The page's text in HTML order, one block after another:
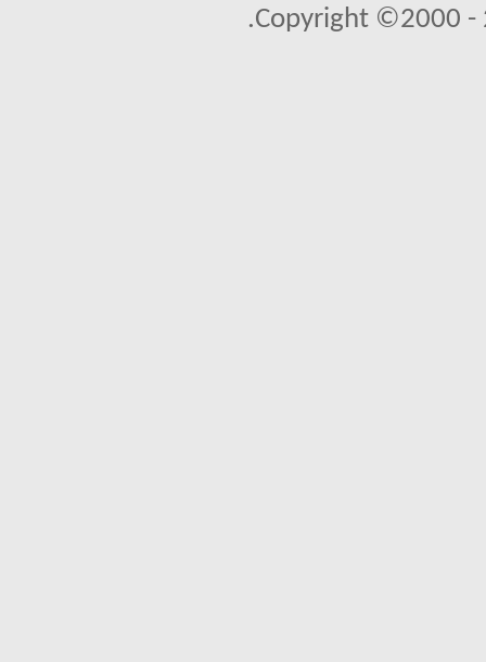
Copyright ©2000 -